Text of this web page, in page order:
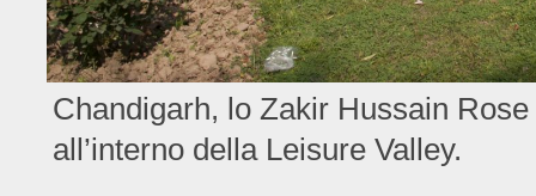
Chandigarh, lo Zakir Hussain
all’interno della Leisure Valley.